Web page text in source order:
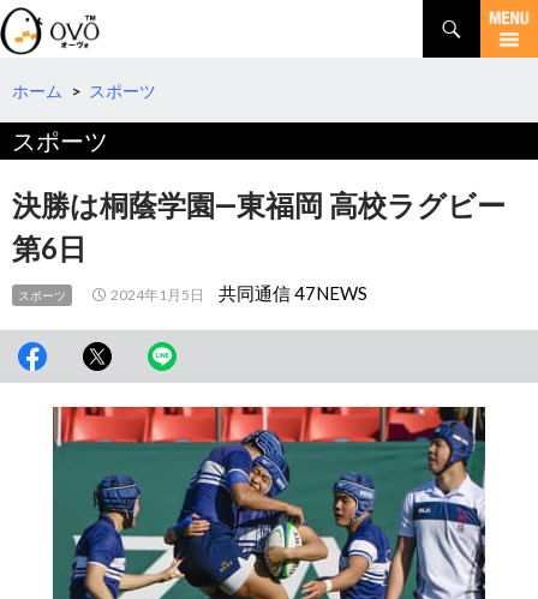
検
索
コ
テ
へ
移
動
ホーム > スポーツ
スポーツ
決勝は桐蔭学園―東福岡 高校ラグビー
第6日
スポーツ 2024年1月5日 共同通信 47NEWS